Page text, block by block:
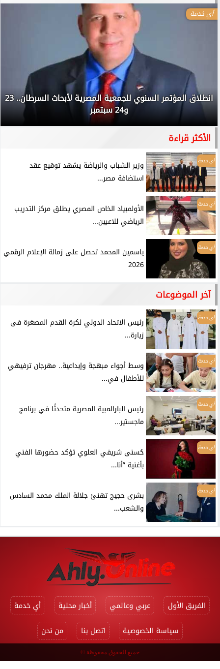
أي خدمة
انطلاق المؤتمر السنوي للجمعية المصرية لأبحاث السرطان.. 23
و24 سبتمبر
الأكثر قراءة
أي خدمة
وزير الشباب والرياضة يشهد توقيع عقد
استضافة مصر...
أي خدمة
الأولمبياد الخاص المصري يطلق مركز التدريب
الرياضي للاعبين...
أي خدمة
ياسمين المحمد تحصل على زمالة الإعلام الرقمي
2026
آخر الموضوعات
أي خدمة
رئيس الاتحاد الدولي لكرة القدم المصغرة فى
زيارة...
أي خدمة
وسط أجواء مبهجة وإبداعية.. مهرجان ترفيهي
للأطفال في...
أي خدمة
رئيس البارالمبية المصرية متحدثًا في برنامج
ماجستير...
أي خدمة
حُسنى شريفي العلوي تؤكد حضورها الفني
بأغنية ”أنا...
أي خدمة
بشرى حجيج تهنئ جلالة الملك محمد السادس
والشعب...
الفريق الأول عربي وعالمي أخبار محلية
أي خدمة
سياسة الخصوصية
اتصل بنا من نحن
جميع الحقوق محفوظة ©